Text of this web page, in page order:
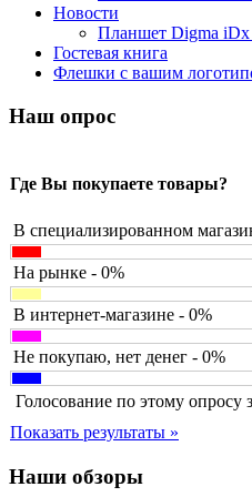
Barnes&noble
Brain(36)
Brava
Canyon
Cbr
Codegen
Cyborg
Defender
Dell(6)
Dex
Everest(17)
Firtech
Flyper
Foxconn
Fujitsu
G-cube
Gelezka(4)
Gembird
Gemix
Genius
Gigabyte
Новости
Планшет Digma iDx
Гостевая книга
Флешки с вашим
Наш опрос
Где Вы покупаете товары?
В специализированном
На рынке - 0%
В интернет-магазине - 0%
Не покупаю, нет денег - 0%
Голосование по этому опросу
Показать результаты »
Наши обзоры